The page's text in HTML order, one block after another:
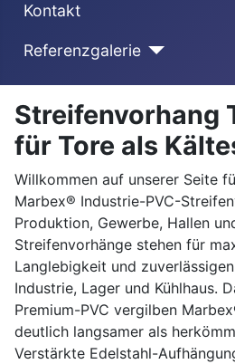
Kontakt
Referenzgalerie
Streifenvorhang
für Tore als
Willkommen auf unserer Seite
Marbex® Industrie-PVC-
Produktion, Gewerbe, Hallen
Streifenvorhänge stehen für
Langlebigkeit und
Industrie, Lager und Kühlhaus.
Premium-PVC vergilben
deutlich langsamer als
Verstärkte Edelstahl-